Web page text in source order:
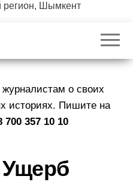
к
р
регион, Шымкент
о своих
историях. Пишите на
700 357 10 10
Ущерб